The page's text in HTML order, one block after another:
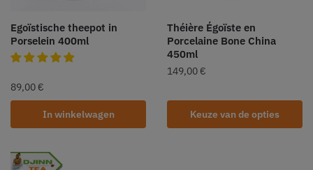
Egoïstische theepot in
Porselein 400ml
89,00 €
In winkelwagen
Théière Égoïste en
Porcelaine Bone China
450ml
149,00 €
Keuze van de opties